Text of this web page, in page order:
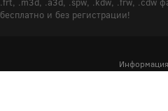
бесплатно и без регистрации!
Информация